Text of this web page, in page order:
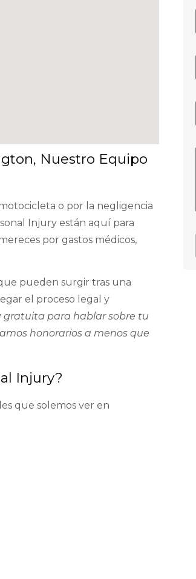
Nuestro Equipo
o por la negligencia
Injury están aquí para
por gastos médicos,
pueden surgir tras una
el proceso legal y
gratuita para hablar sobre tu
honorarios a menos que
Injury?
que solemos ver en